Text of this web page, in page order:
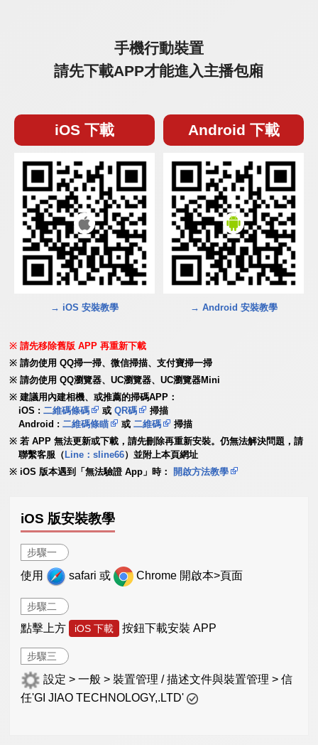
手機行動裝置
請先下載APP才能進入主播包廂
iOS 下載
→ iOS 安裝教學
Android 下載
→ Android 安裝教學
請先移除舊版 APP 再重新下載
請勿使用 QQ掃一掃、微信掃描、支付寶掃一掃
請勿使用 QQ瀏覽器、UC瀏覽器、UC瀏覽器Mini
建議用內建相機、或推薦的掃碼APP：
iOS :二維碼條碼 或QR碼
掃描
Android :二維碼條瞄 或二維碼
掃描
若 APP 無法更新或下載，請先刪除再重新安裝。仍無法解決問題，請
聯繫客服（ Line：sline66）並附上本頁網址
iOS 版本遇到「無法驗證 App」時：
開啟方法教學
iOS 版安裝教學
步驟一
使用 safari 或 Chrome 開啟本>頁面
步驟二
點擊上方 iOS 下載 按鈕下載安裝 APP
步驟三
設定 > 一般 > 裝置管理 / 描述文件與裝置管理 > 信
任'GI JIAO TECHNOLOGY,.LTD'